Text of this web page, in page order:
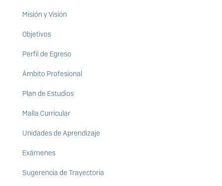
Misión y Visión
Objetivos
Perfil de Egreso
Ámbito Profesional
Plan de Estudios
Malla Curricular
Unidades de Aprendizaje
Exámenes
Sugerencia de Trayectoria